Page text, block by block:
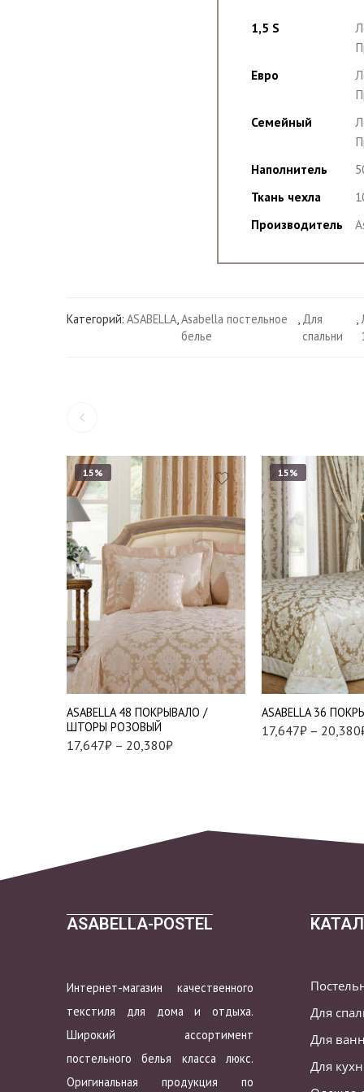
1,5 S
Евро
Семейный
Наполнитель
Ткань чехла
Производитель
Категорий: ASABELLA,Asabella постельное
белье
, Для
спальни
,
15%
ASABELLA 48 ПОКРЫВАЛО /
ШТОРЫ РОЗОВЫЙ
17,647₽ – 20,380₽
Евро (240*260 см.)
Евро Макси ( 260*260
см.)
Шторы 270*275 см
15%
ASABELLA 36
17,647₽ – 20,380
Евро (240*260 см.)
Евро Макси
см.)
Шторы 270*275 см
(узор)
ASABELLA-POSTEL
Интернет-магазин качественного
текстиля для дома и отдыха.
Широкий ассортимент
постельного белья класса люкс.
Оригинальная продукция по
Для
Для
Для